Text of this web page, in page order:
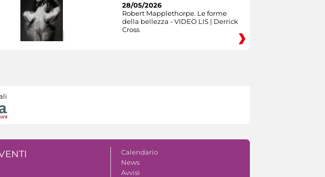
28/05/2026
Robert Mapplethorpe. Le forme
della bellezza - VIDEO LIS | Derrick
Cross
Calendario
News
Avvisi